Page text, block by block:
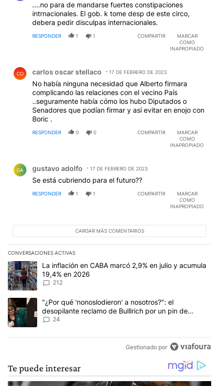
....no para de mandarse fuertes constipaciones
intrnacionales. El gob. k tome desp de este circo,
debera pedir disculpas internacionales.
RESPONDER 1 1 COMPARTIR
MARCAR
COMO
INAPROPIADO
CO carlos oscar stellaco 17 DE FEBRERO DE 2023
No había ninguna necesidad que Alberto firmara
complicando las relaciones con el vecino País
..seguramente había cómo los hubo Diputados o
Senadores que podían firmar y así evitar en enojo con
Boric .
RESPONDER 0 0 COMPARTIR
MARCAR
COMO
INAPROPIADO
GA gustavo adolfo 17 DE FEBRERO DE 2023
Se está cubriendo para el futuro??
RESPONDER 1 1 COMPARTIR
MARCAR
COMO
INAPROPIADO
CARGAR MÁS COMENTARIOS
CONVERSACIONES ACTIVAS
Este listado muestra los artículos con más comentarios en los
Un artículo de tendencia con el título "La inflación en CABA
La inflación en CABA marcó 2,9% en julio y acumula
19,4% en 2026
212
Un artículo de tendencia con el título ""¿Por qué 'nonoslodieron'
"¿Por qué 'nonoslodieron' a nosotros?": el
desopilante reclamo de Bulllrich por un pin de
Malvinas
24
Gestionado por